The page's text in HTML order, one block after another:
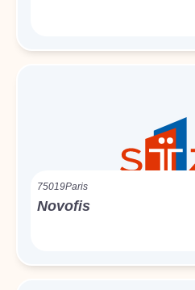
75019Paris
Novofis